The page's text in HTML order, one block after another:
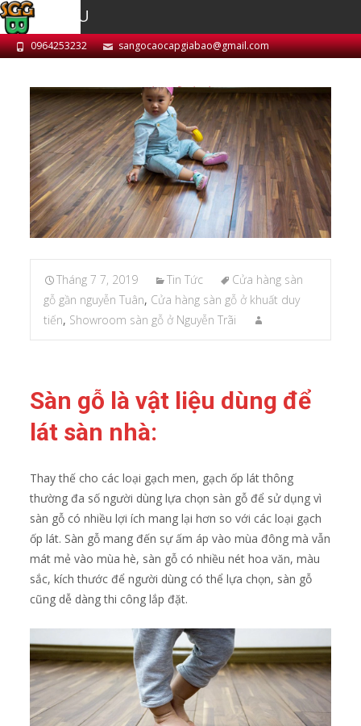
0964253232 sangocaocapgiabao@gmail.com
SÀN GỖ LÀ GÌ?
Tháng 7 7, 2019 Tin Tức
Cửa hàng sàn
gỗ gần nguyễn Tuân, Cửa hàng sàn gỗ ở khuất duy
tiến, Showroom sàn gỗ ở Nguyễn Trãi
Sàn gỗ là vật liệu dùng để
lát sàn nhà:
Thay thế cho các loại gạch men, gạch ốp lát thông
thường đa số người dùng lựa chọn sàn gỗ để sử dụng vì
sàn gỗ có nhiều lợi ích mang lại hơn so với các loại gạch
ốp lát. Sàn gỗ mang đến sự ấm áp vào mùa đông mà vẫn
mát mẻ vào mùa hè, sàn gỗ có nhiều nét hoa văn, màu
sắc, kích thước để người dùng có thể lựa chọn, sàn gỗ
cũng dễ dàng thi công lắp đặt.
MENU